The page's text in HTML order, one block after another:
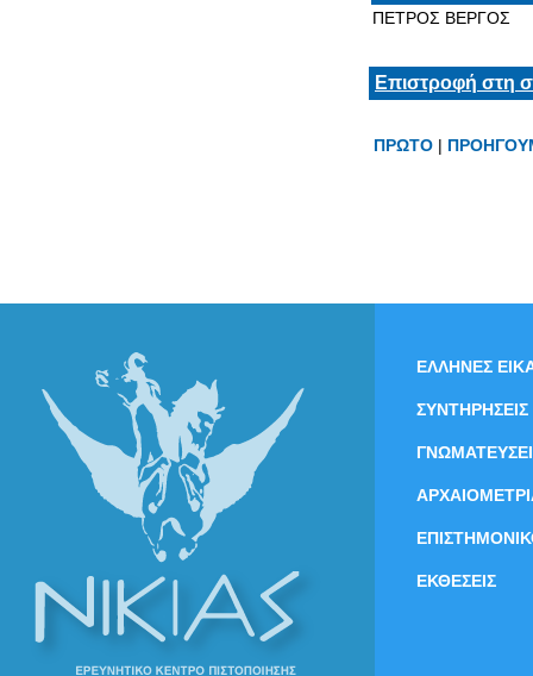
ΠΕΤΡΟΣ ΒΕΡΓΟΣ
Επιστροφή στη
ΠΡΩΤΟ |
ΕΛΛΗΝΕΣ
ΣΥΝΤΗΡΗΣΕΙΣ
ΕΚΘΕΣΕΙΣ